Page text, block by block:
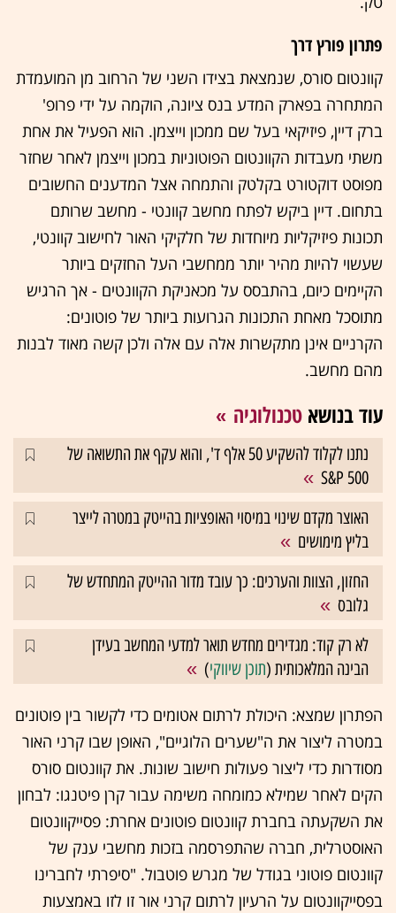
פתרון פורץ דרך
קוונטום סורס, שנמצאת בצידו השני של הרחוב מן המועמדת
המתחרה בפארק המדע בנס ציונה, הוקמה על ידי פרופ'
ברק דיין, פיזיקאי בעל שם ממכון וייצמן. הוא הפעיל את אחת
משתי מעבדות הקוונטום הפוטוניות במכון וייצמן לאחר שחזר
מפוסט דוקטורט בקלטק והתמחה אצל המדענים החשובים
בתחום. דיין ביקש לפתח מחשב קוונטי - מחשב שרותם
תכונות פיזיקליות מיוחדות של חלקיקי האור לחישוב קוונטי,
שעשוי להיות מהיר יותר ממחשבי העל החזקים ביותר
הקיימים כיום, בהתבסס על מכאניקת הקוונטים - אך הרגיש
מתוסכל מאחת התכונות הגרועות ביותר של פוטונים:
הקרניים אינן מתקשרות אלה עם אלה ולכן קשה מאוד לבנות
מהם מחשב.
עוד בנושא טכנולוגיה
נתנו לקלוד להשקיע 50 אלף ד', והוא עקף את התשואה של
S&P 500
האוצר מקדם שינוי במיסוי האופציות בהייטק במטרה לייצר
בליץ מימושים
החזון, הצוות והערכים: כך עובד מדור ההייטק המתחדש של
גלובס
לא רק קוד: מגדירים מחדש תואר למדעי המחשב בעידן
הבינה המלאכותית (תוכן שיווקי)
הפתרון שמצא: היכולת לרתום אטומים כדי לקשור בין פוטונים
במטרה ליצור את ה"שערים הלוגיים", האופן שבו קרני האור
מסודרות כדי ליצור פעולות חישוב שונות. את קוונטום סורס
הקים לאחר שמילא כמומחה משימה עבור קרן פיטנגו: לבחון
את השקעתה בחברת קוונטום פוטונים אחרת: פסייקוונטום
האוסטרלית, חברה שהתפרסמה בזכות מחשבי ענק של
קוונטום פוטוני בגודל של מגרש פוטבול. "סיפרתי לחברינו
בפסייקוונטום על הרעיון לרתום קרני אור זו לזו באמצעות